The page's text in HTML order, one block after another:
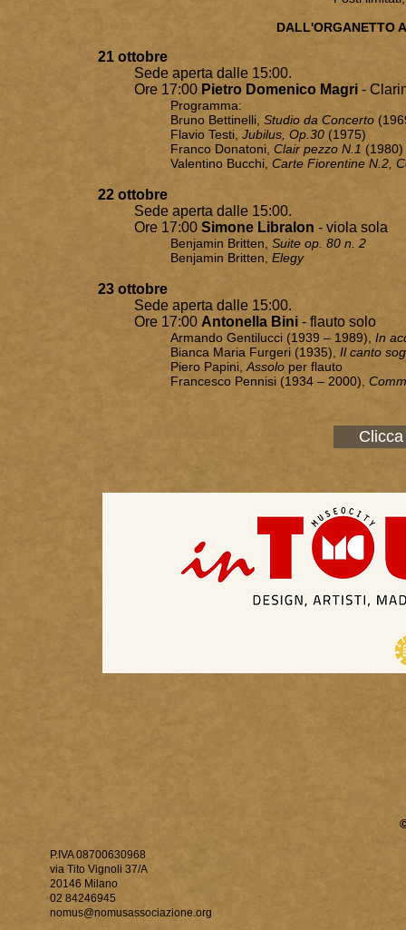
DALL'ORGANETTO
21 ottobre
Sede aperta dalle 15:00.
Ore 17:00 Pietro Domenico Magri -
Programma:
Bruno Bettinelli, Studio da Concerto
Flavio Testi, Jubilus, Op.30 (1975)
Franco Donatoni, Clair pezzo N.1 (1980)
Valentino Bucchi, Carte Fiorentine N.2,
22 ottobre
Sede aperta dalle 15:00.
Ore 17:00 Simone Libralon - viola sola
Benjamin Britten, Suite op. 80 n. 2
Benjamin Britten, Elegy
23 ottobre
Sede aperta dalle 15:00.
Ore 17:00 Antonella Bini - flauto solo
Armando Gentilucci (1939 – 1989), In
Bianca Maria Furgeri (1935), Il canto
Piero Papini, Assolo per flauto
Francesco Pennisi (1934 – 2000),
P.IVA 08700630968
via Tito Vignoli 37/A
20146 Milano
02 84246945
nomus@nomusassociazione.org